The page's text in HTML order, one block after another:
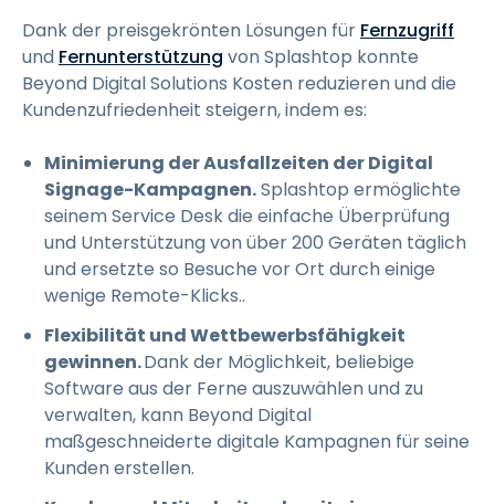
Dank der preisgekrönten Lösungen für Fernzugriff
und Fernunterstützung von Splashtop konnte
Beyond Digital Solutions Kosten reduzieren und die
Kundenzufriedenheit steigern, indem es:
Minimierung der Ausfallzeiten der Digital
Signage-Kampagnen.Splashtop ermöglichte
seinem Service Desk die einfache Überprüfung
und Unterstützung von über 200 Geräten täglich
und ersetzte so Besuche vor Ort durch einige
wenige Remote-Klicks..
Flexibilität und Wettbewerbsfähigkeit
gewinnen.Dank der Möglichkeit, beliebige
Software aus der Ferne auszuwählen und zu
verwalten, kann Beyond Digital
maßgeschneiderte digitale Kampagnen für seine
Kunden erstellen.